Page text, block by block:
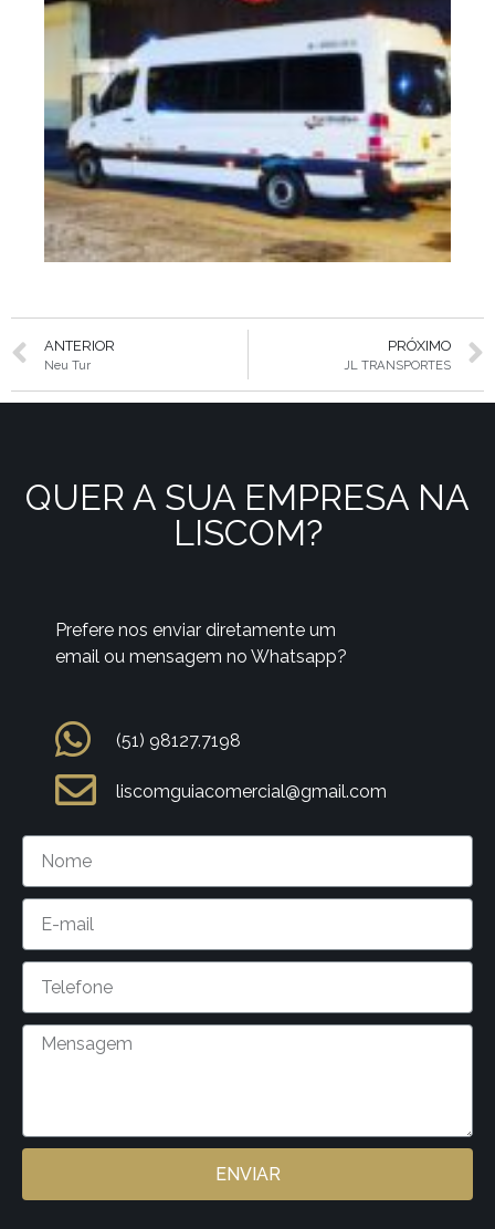
ANTERIOR
Neu Tur
PRÓXIMO
JL TRANSPORTES
QUER A SUA EMPRESA NA
LISCOM?
Prefere nos enviar diretamente um
email ou mensagem no Whatsapp?
(51) 98127.7198
liscomguiacomercial@gmail.com
ENVIAR